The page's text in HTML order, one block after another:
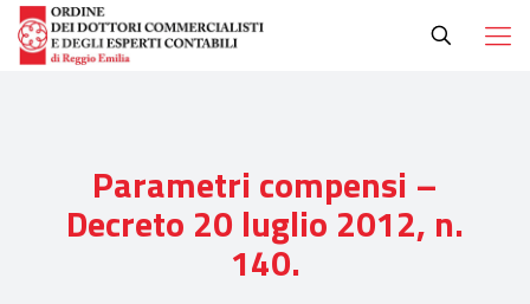
Parametri compensi –
Decreto 20 luglio 2012, n.
140.